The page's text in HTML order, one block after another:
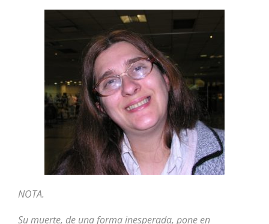
NOTA.
Su muerte, de una forma inesperada, pone en